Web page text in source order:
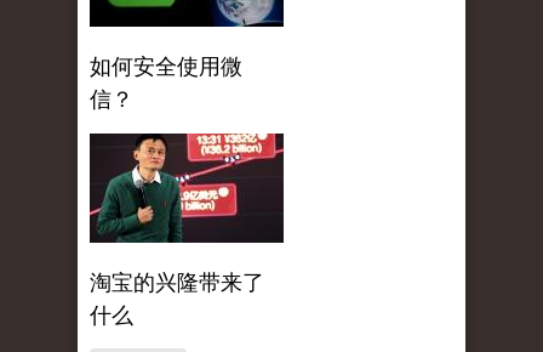
如何安全使用微
信？
淘宝的兴隆带来了
什么